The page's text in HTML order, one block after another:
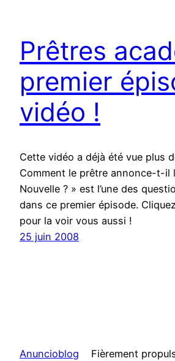
Prêtres
premier
vidéo !
Cette vidéo a déjà été vue plus
Comment le prêtre annonce-t-il
Nouvelle ? » est l’une des
dans ce premier épisode.
pour la voir vous aussi !
25 juin 2008
Anuncioblog Fièrement